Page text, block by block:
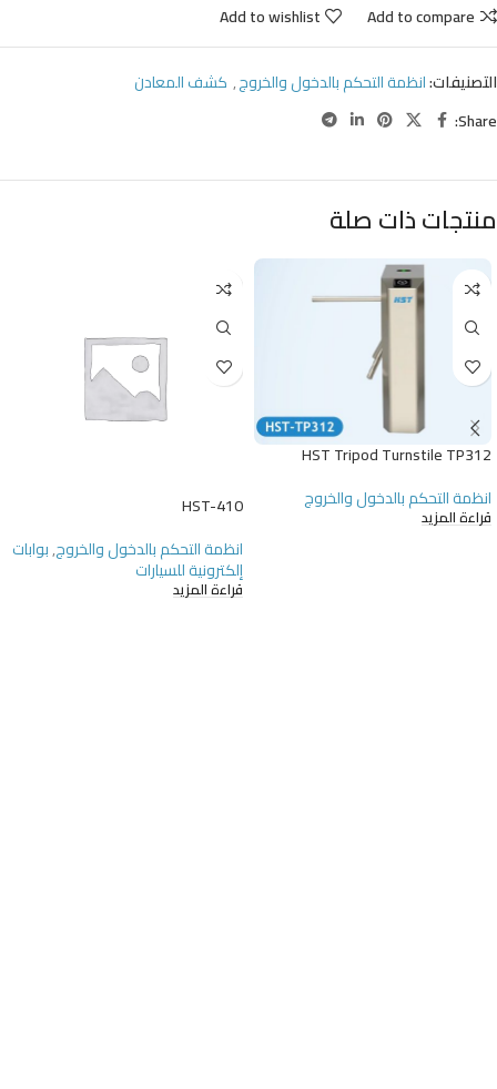
Add to compare
Add to wishlist
التصنيفات:انظمة التحكم بالدخول والخروج, كشف المعادن
Share:
منتجات ذات صلة
HST Tripod Turnstile TP312
انظمة التحكم بالدخول والخروج
قراءة المزيد
HST-410
انظمة التحكم بالدخول والخروج,بوابات
إلكترونية للسيارات
قراءة المزيد